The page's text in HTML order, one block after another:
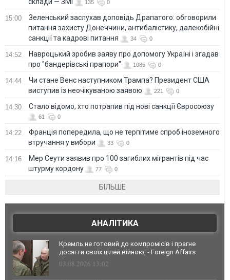
135 0
15:00
Зеленський заслухав доповідь Драпатого: обговорили
питання захисту Донеччини, антибалістику, далекобійні
санкції та кадрові питання
34 0
14:52
Навроцький зробив заяву про допомогу Україні і згадав
про "бандерівські прапори"
1085 0
14:44
Чи стане Венс наступником Трампа? Президент США
виступив із неочікуваною заявою
221 0
14:30 Стало відомо, хто потрапив під нові санкції Євросоюзу
61 0
14:22
Франція попередила, що не терпітиме спроб іноземного
втручання у вибори
33 0
14:16
Мер Сеути заявив про 100 загиблих мігрантів під час
штурму кордону
77 0
БІЛЬШЕ
АНАЛІТИКА
Кремль не готовий до компромісів і прагне
досягти своїх цілей війною, - Foreign Affairs
03.08.2026 13:02